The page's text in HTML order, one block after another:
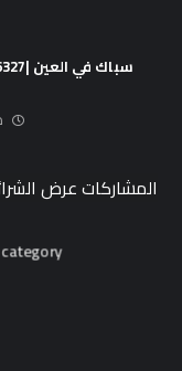
المشاركات عرض